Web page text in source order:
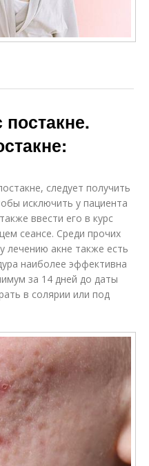
постакне.
следует получить
исключить у пациента
ввести его в курс
сеансе. Среди прочих
лечению акне также есть
наиболее эффективна
за 14 дней до даты
в солярии или под